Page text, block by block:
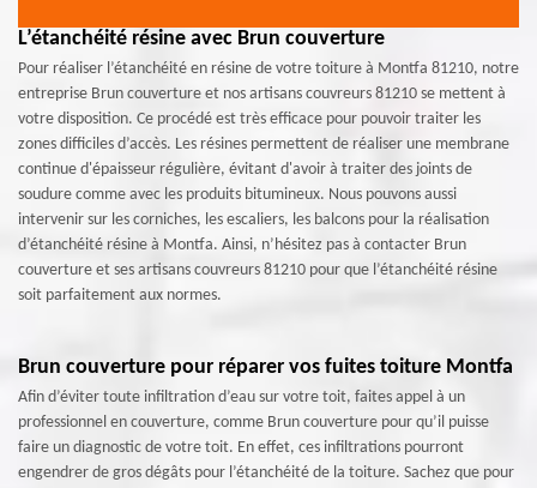
L’étanchéité résine avec Brun couverture
Pour réaliser l’étanchéité en résine de votre toiture à Montfa 81210, notre
entreprise Brun couverture et nos artisans couvreurs 81210 se mettent à
votre disposition. Ce procédé est très efficace pour pouvoir traiter les
zones difficiles d’accès. Les résines permettent de réaliser une membrane
continue d'épaisseur régulière, évitant d'avoir à traiter des joints de
soudure comme avec les produits bitumineux. Nous pouvons aussi
intervenir sur les corniches, les escaliers, les balcons pour la réalisation
d’étanchéité résine à Montfa. Ainsi, n’hésitez pas à contacter Brun
couverture et ses artisans couvreurs 81210 pour que l’étanchéité résine
soit parfaitement aux normes.
Brun couverture pour réparer vos fuites toiture Montfa
Afin d’éviter toute infiltration d’eau sur votre toit, faites appel à un
professionnel en couverture, comme Brun couverture pour qu’il puisse
faire un diagnostic de votre toit. En effet, ces infiltrations pourront
engendrer de gros dégâts pour l’étanchéité de la toiture. Sachez que pour